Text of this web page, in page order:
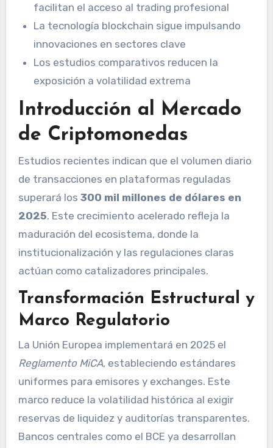
facilitan el acceso al trading profesional
La tecnología blockchain sigue impulsando
innovaciones en sectores clave
Los estudios comparativos reducen la
exposición a volatilidad extrema
Introducción al Mercado
de Criptomonedas
Estudios recientes indican que el volumen diario
de transacciones en plataformas reguladas
superará los 300 mil millones de dólares en
2025. Este crecimiento acelerado refleja la
maduración del ecosistema, donde la
institucionalización y las regulaciones claras
actúan como catalizadores principales.
Transformación Estructural y
Marco Regulatorio
La Unión Europea implementará en 2025 el
Reglamento MiCA, estableciendo estándares
uniformes para emisores y exchanges. Este
marco reduce la volatilidad histórica al exigir
reservas de liquidez y auditorías transparentes.
Bancos centrales como el BCE ya desarrollan